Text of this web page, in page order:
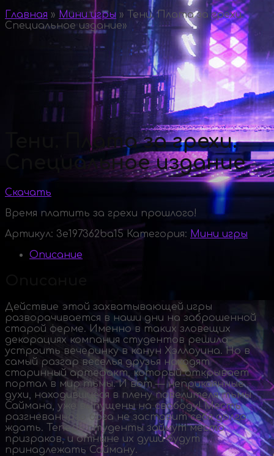
Главная » Мини игры » Тени. Плата за грехи.
Специальное издание»
Тени. Плата за грехи.
Специальное издание
Скачать
Время платить за грехи прошлого!
Артикул: 3e197362ba15 Категория: Мини игры
Описание
Действие этой захватывающей игры
разворачивается в наши дни на заброшенной
старой ферме. Именно в таких зловещих
декорациях компания студентов решила
устроить вечеринку в канун Хэллоуина. Но в
самый разгар веселья друзья находят
старинный артефакт, который открывает
портал в мир тьмы. И вот — неприкаянные
духи, находившиеся в плену повелителя тьмы
Саймана, уже выпущены на свободу! Месть
разгневанного бога не заставит себя долго
ждать. Теперь студенты займут место
призраков, и отныне их души будут
принадлежать Сайману.